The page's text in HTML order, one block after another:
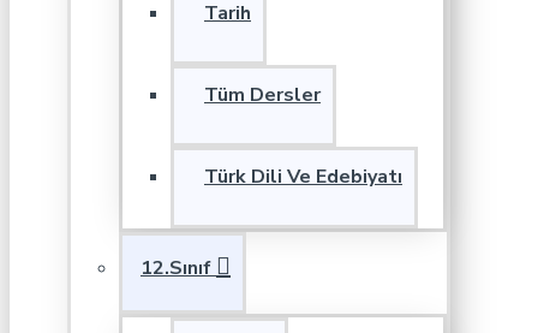
Tarih
Tüm Dersler
Türk Dili Ve Edebiyatı
12.Sınıf